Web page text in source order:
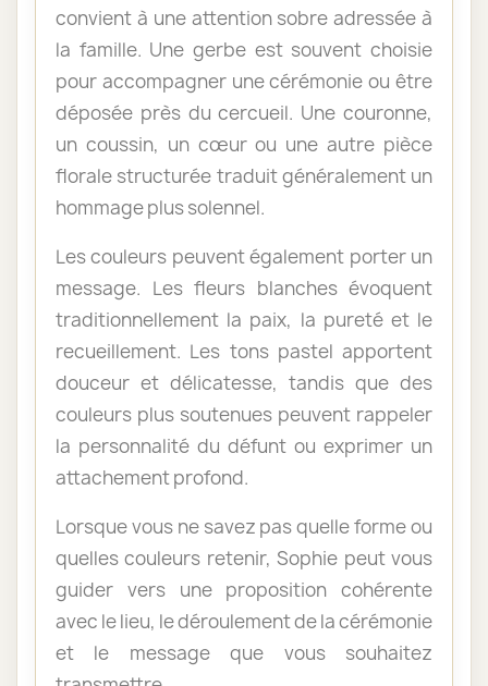
convient à une attention sobre adressée à
la famille. Une gerbe est souvent choisie
pour accompagner une cérémonie ou être
déposée près du cercueil. Une couronne,
un coussin, un cœur ou une autre pièce
florale structurée traduit généralement un
hommage plus solennel.
Les couleurs peuvent également porter un
message. Les fleurs blanches évoquent
traditionnellement la paix, la pureté et le
recueillement. Les tons pastel apportent
douceur et délicatesse, tandis que des
couleurs plus soutenues peuvent rappeler
la personnalité du défunt ou exprimer un
attachement profond.
Lorsque vous ne savez pas quelle forme ou
quelles couleurs retenir, Sophie peut vous
guider vers une proposition cohérente
avec le lieu, le déroulement de la cérémonie
et le message que vous souhaitez